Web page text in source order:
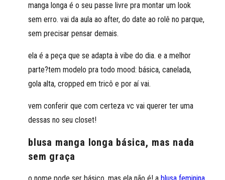
manga longa é o seu passe livre pra montar um look
sem erro. vai da aula ao after, do date ao rolê no parque,
sem precisar pensar demais.
ela é a peça que se adapta à vibe do dia. e a melhor
parte?tem modelo pra todo mood: básica, canelada,
gola alta, cropped em tricô e por aí vai.
vem conferir que com certeza vc vai querer ter uma
dessas no seu closet!
blusa manga longa básica, mas nada
sem graça